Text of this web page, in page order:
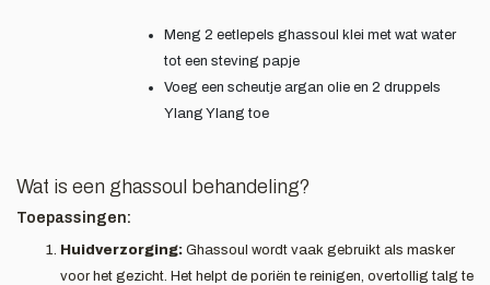
Meng 2 eetlepels ghassoul klei met wat water
tot een steving papje
Voeg een scheutje argan olie en 2 druppels
Ylang Ylang toe
Wat is een ghassoul behandeling?
Toepassingen:
Huidverzorging: Ghassoul wordt vaak gebruikt als masker
voor het gezicht. Het helpt de poriën te reinigen, overtollig talg te